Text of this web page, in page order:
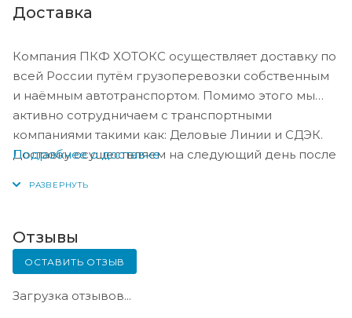
Доставка
Компания ПКФ ХОТОКС осуществляет доставку по
всей России путём грузоперевозки собственным
и наёмным автотранспортом. Помимо этого мы
активно сотрудничаем с транспортными
компаниями такими как: Деловые Линии и СДЭК.
Доставку осуществляем на следующий день после
Подробнее о доставке
Отзывы
ОСТАВИТЬ ОТЗЫВ
Загрузка отзывов...